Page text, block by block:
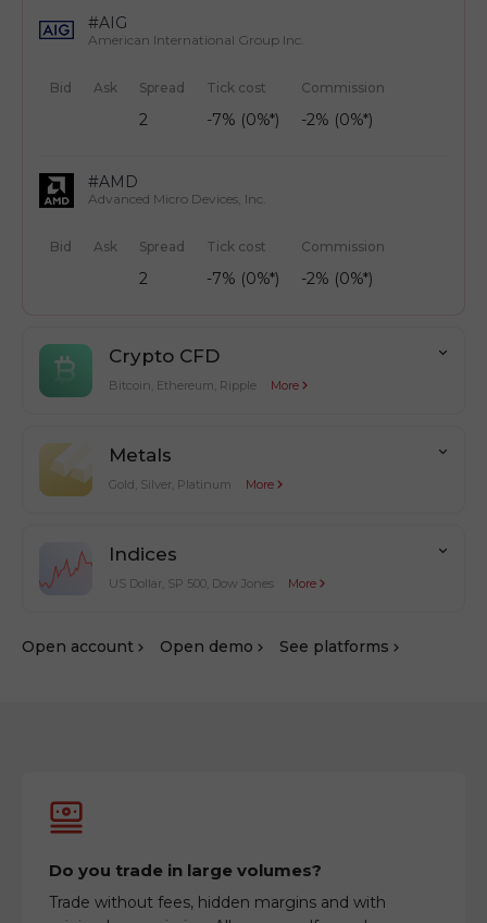
#AIG
American International Group Inc.
Bid Ask Spread
2
Tick cost
-7% (0%*)
Commission
-2% (0%*)
#AMD
Advanced Micro Devices, Inc.
Bid Ask Spread
2
Tick cost
-7% (0%*)
Commission
-2% (0%*)
Crypto CFD
Bitcoin, Ethereum, Ripple More
Metals
Gold, Silver, Platinum More
Indices
US Dollar, SP 500, Dow Jones More
Оpen account Оpen demo See platforms
Do you trade in large volumes?
Trade without fees, hidden margins and with